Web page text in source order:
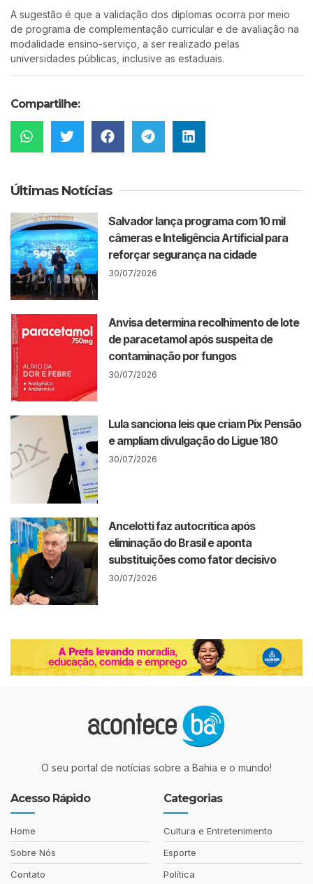
A sugestão é que a validação dos diplomas ocorra por meio
de programa de complementação curricular e de avaliação na
modalidade ensino-serviço, a ser realizado pelas
universidades públicas, inclusive as estaduais.
Compartilhe:
Últimas Notícias
Salvador lança programa com 10 mil
câmeras e Inteligência Artificial para
reforçar segurança na cidade
30/07/2026
Anvisa determina recolhimento de lote
de paracetamol após suspeita de
contaminação por fungos
30/07/2026
Lula sanciona leis que criam Pix Pensão
e ampliam divulgação do Ligue 180
30/07/2026
Ancelotti faz autocrítica após
eliminação do Brasil e aponta
substituições como fator decisivo
30/07/2026
O seu portal de notícias sobre a Bahia e o mundo!
Acesso Rápido
Home
Sobre Nós
Contato
Categorias
Cultura e Entretenimento
Esporte
Política